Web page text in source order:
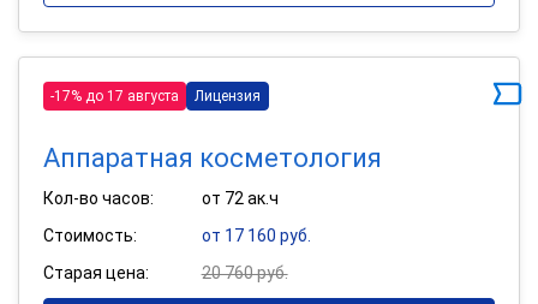
-17% до 17 августа Лицензия
Аппаратная косметология
Кол-во часов:
от 72 ак.ч
Стоимость:
от 17 160 руб.
Старая цена:
20 760 руб.